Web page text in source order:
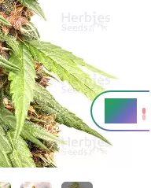
14 %
THC